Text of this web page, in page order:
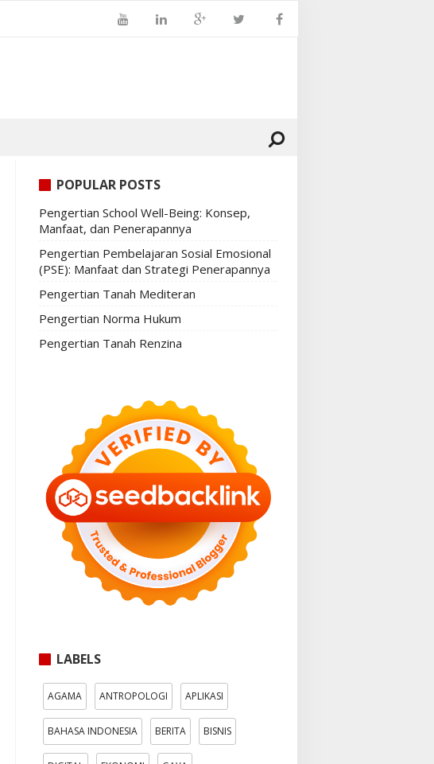
POPULAR POSTS
Pengertian School Well-Being: Konsep,
Manfaat, dan Penerapannya
Pengertian Pembelajaran Sosial Emosional
(PSE): Manfaat dan Strategi Penerapannya
Pengertian Tanah Mediteran
Pengertian Norma Hukum
Pengertian Tanah Renzina
LABELS
AGAMA ANTROPOLOGI APLIKASI
BAHASA INDONESIA BERITA BISNIS